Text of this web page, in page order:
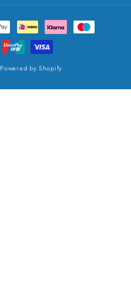
Powered by Shopify